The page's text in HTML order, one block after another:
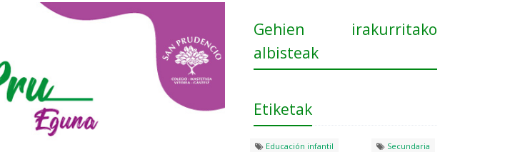
Gehien irakurritako
albisteak
Etiketak
Educación infantil
Secundaria